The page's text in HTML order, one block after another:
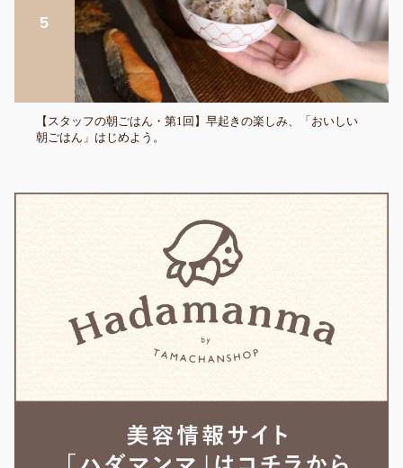
【スタッフの朝ごはん・第1回】早起きの楽しみ、「おいしい
朝ごはん」はじめよう。